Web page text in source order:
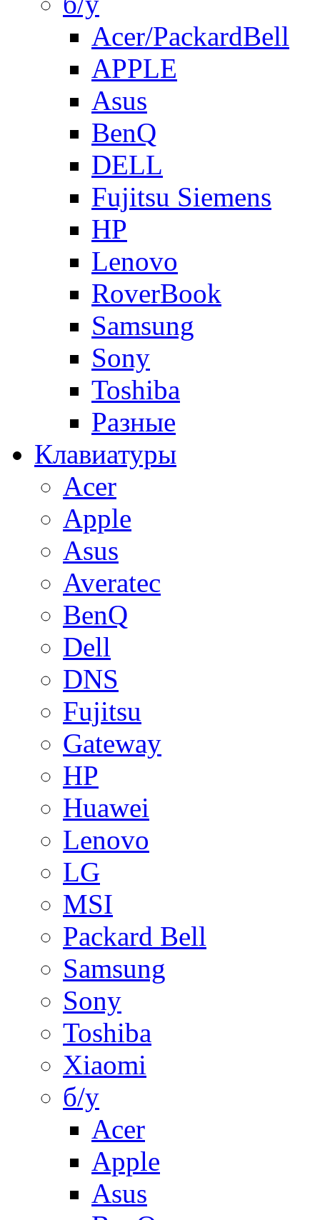
Acer/PackardBell
APPLE
Asus
BenQ
DELL
Fujitsu Siemens
HP
Lenovo
RoverBook
Samsung
Sony
Toshiba
Разные
Клавиатуры
Acer
Apple
Asus
Averatec
BenQ
Dell
DNS
Fujitsu
Gateway
HP
Huawei
Lenovo
LG
MSI
Packard Bell
Samsung
Sony
Toshiba
Xiaomi
б/у
Acer
Apple
Asus